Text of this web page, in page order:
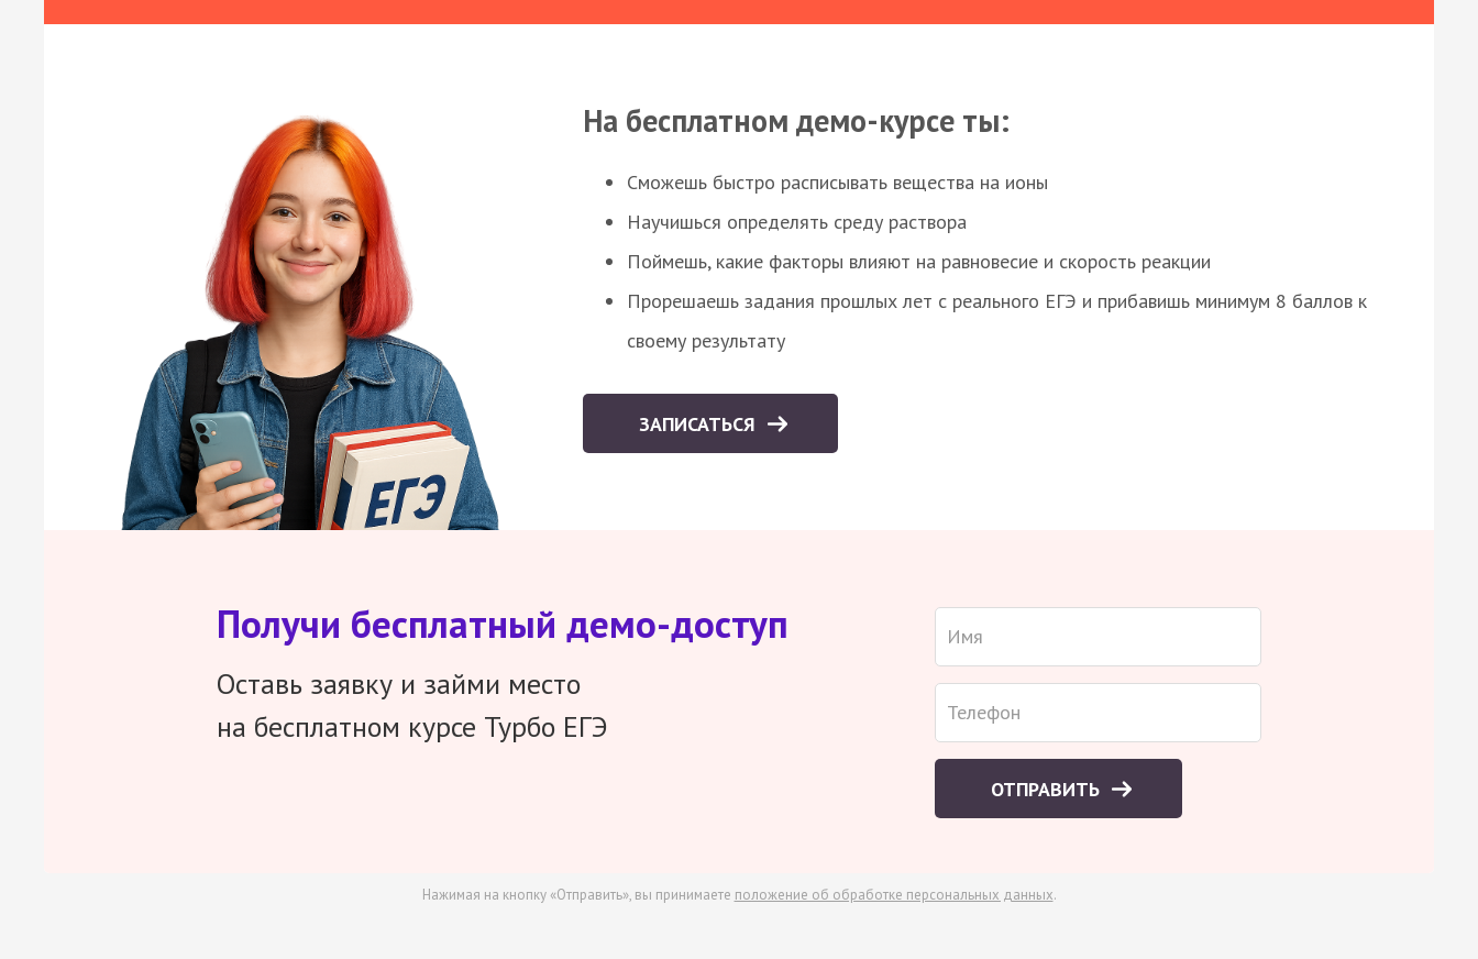
На бесплатном демо-курсе ты:
Сможешь быстро расписывать вещества на ионы
Научишься определять среду раствора
Поймешь, какие факторы влияют на равновесие и скорость реакции
Прорешаешь задания прошлых лет с реального ЕГЭ и прибавишь минимум 8 баллов к
своему результату
ЗАПИСАТЬСЯ
Получи бесплатный демо-доступ
Оставь заявку и займи место
на бесплатном курсе Турбо ЕГЭ
ОТПРАВИТЬ
Нажимая на кнопку «Отправить», вы принимаете положение об обработке персональных данных.